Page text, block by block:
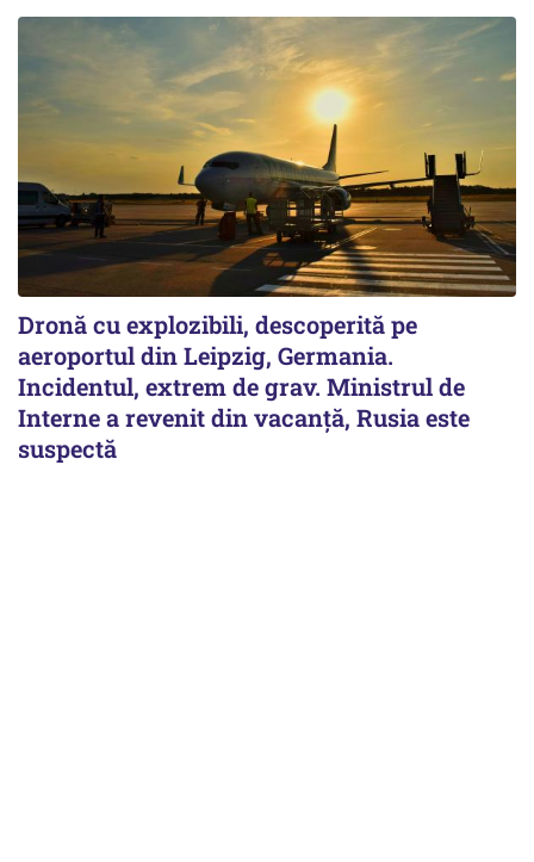
Dronă cu explozibili, descoperită pe
aeroportul din Leipzig, Germania.
Incidentul, extrem de grav. Ministrul de
Interne a revenit din vacanță, Rusia este
suspectă